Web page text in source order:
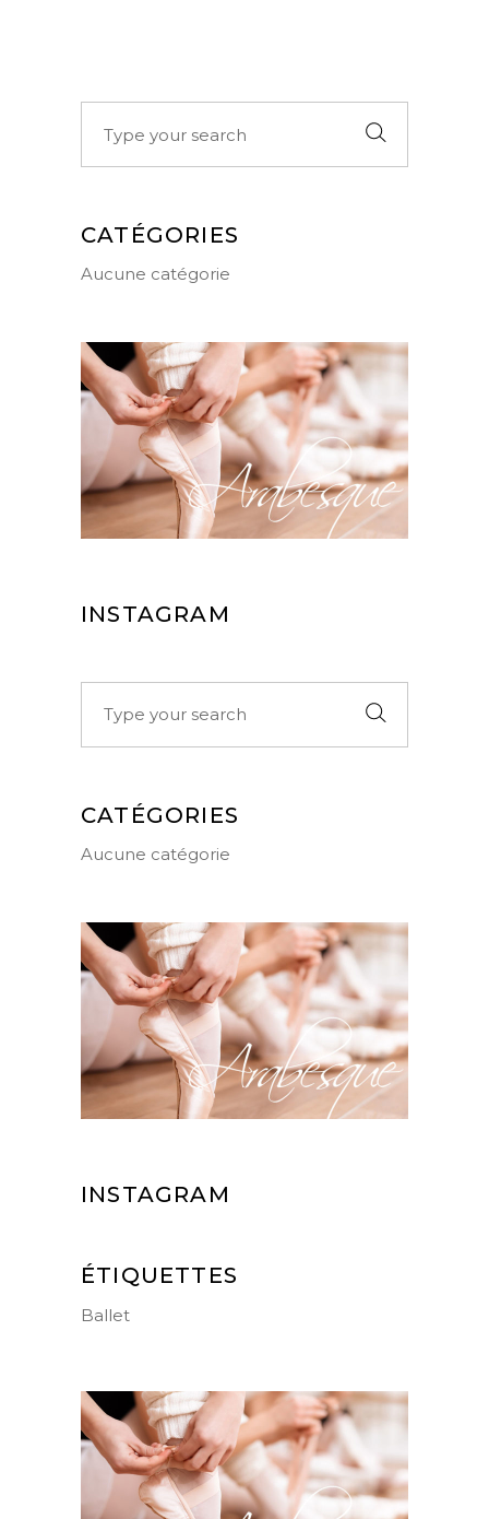
CATÉGORIES
Aucune catégorie
INSTAGRAM
CATÉGORIES
Aucune catégorie
INSTAGRAM
ÉTIQUETTES
Ballet